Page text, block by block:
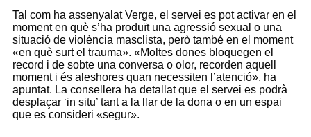
Tal com ha assenyalat Verge, el servei es pot activar en el
moment en què s’ha produït una agressió sexual o una
situació de violència masclista, però també en el moment
«en què surt el trauma». «Moltes dones bloquegen el
record i de sobte una conversa o olor, recorden aquell
moment i és aleshores quan necessiten l’atenció», ha
apuntat. La consellera ha detallat que el servei es podrà
desplaçar ‘in situ’ tant a la llar de la dona o en un espai
que es consideri «segur».